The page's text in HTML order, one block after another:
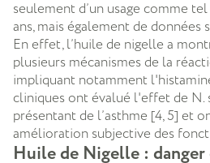
seulement d’un usage comme tel
ans, mais également de données
En effet, l’huile de nigelle a
plusieurs mécanismes de la
impliquant notamment
cliniques ont évalué l'effet de N.
présentant de l’asthme [4, 5] et
amélioration subjective des
Huile de Nigelle :